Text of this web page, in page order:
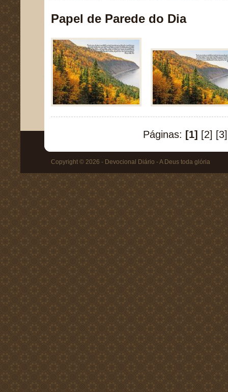
Papel de Parede do Dia
Páginas: [1] [2] [3]
Copyright © 2026 - Devocional Diário - A Deus toda glória